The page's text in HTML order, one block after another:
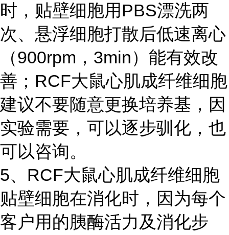
时，贴壁细胞用PBS漂洗两
次、悬浮细胞打散后低速离心
（900rpm，3min）能有效改
善；RCF大鼠心肌成纤维细胞
建议不要随意更换培养基，因
实验需要，可以逐步驯化，也
可以咨询。
5、RCF大鼠心肌成纤维细胞
贴壁细胞在消化时，因为每个
客户用的胰酶活力及消化步